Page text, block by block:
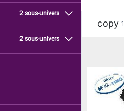
2 sous-univers
2 sous-univers
copy